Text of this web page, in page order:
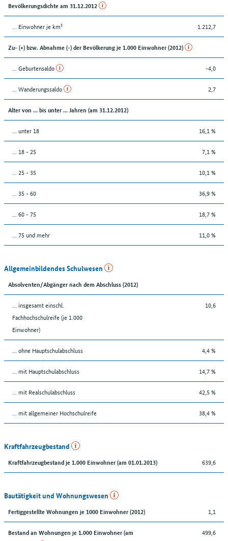
Bevölkerungsdichte am 31.12.2012
... Einwohner je km² 1.212,7
Zu- (+) bzw. Abnahme (-) der Bevölkerung je 1.000 Einwohner (2012)
... Geburtensaldo -4,0
... Wanderungssaldo 2,7
Alter von ... bis unter ... Jahren (am 31.12.2012)
... unter 18 16,1 %
... 18 - 25 7,1 %
... 25 - 35 10,1 %
... 35 - 60 36,9 %
... 60 - 75 18,7 %
... 75 und mehr 11,0 %
Allgemeinbildendes Schulwesen
Absolventen/Abgänger nach dem Abschluss (2012)
... insgesamt einschl.
Fachhochschulreife (je 1.000
Einwohner)
10,6
... ohne Hauptschulabschluss 4,4 %
... mit Hauptschulabschluss 14,7 %
... mit Realschulabschluss 42,5 %
... mit allgemeiner Hochschulreife 38,4 %
Kraftfahrzeugbestand
Kraftfahrzeugbestand je 1.000 Einwohner (am 01.01.2013) 639,6
Bautätigkeit und Wohnungswesen
Fertiggestellte Wohnungen je 1000 Einwohner (2012) 1,1
Bestand an Wohnungen je 1.000 Einwohner (am
499,6